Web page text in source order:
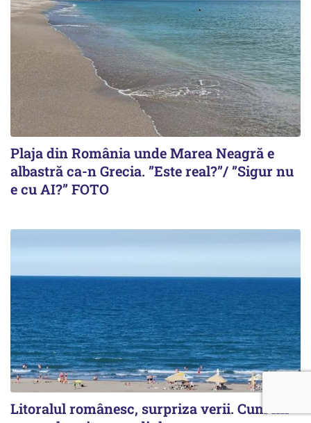
Plaja din România unde Marea Neagră e
albastră ca-n Grecia. ”Este real?”/ ”Sigur nu
e cu AI?” FOTO
Litoralul românesc, surpriza verii. Cum mi-